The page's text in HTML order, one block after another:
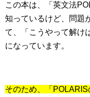
この本は、「英文法
知っているけど、問題
て、「こうやって解け
になっています。
そのため、「